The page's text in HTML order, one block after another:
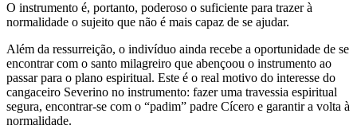
O instrumento é, portanto, poderoso o suficiente para trazer à
normalidade o sujeito que não é mais capaz de se ajudar.
Além da ressurreição, o indivíduo ainda recebe a oportunidade de se
encontrar com o santo milagreiro que abençoou o instrumento ao
passar para o plano espiritual. Este é o real motivo do interesse do
cangaceiro Severino no instrumento: fazer uma travessia espiritual
segura, encontrar-se com o “padim” padre Cícero e garantir a volta à
normalidade.